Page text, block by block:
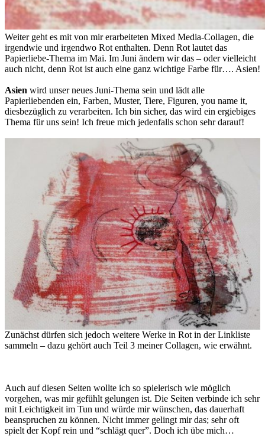
Weiter geht es mit von mir erarbeiteten Mixed Media-Collagen, die
irgendwie und irgendwo Rot enthalten. Denn Rot lautet das
Papierliebe-Thema im Mai. Im Juni ändern wir das – oder vielleicht
auch nicht, denn Rot ist auch eine ganz wichtige Farbe für…. Asien!
Asien wird unser neues Juni-Thema sein und lädt alle
Papierliebenden ein, Farben, Muster, Tiere, Figuren, you name it,
diesbezüglich zu verarbeiten. Ich bin sicher, das wird ein ergiebiges
Thema für uns sein! Ich freue mich jedenfalls schon sehr darauf!
Zunächst dürfen sich jedoch weitere Werke in Rot in der Linkliste
sammeln – dazu gehört auch Teil 3 meiner Collagen, wie erwähnt.
Auch auf diesen Seiten wollte ich so spielerisch wie möglich
vorgehen, was mir gefühlt gelungen ist. Die Seiten verbinde ich sehr
mit Leichtigkeit im Tun und würde mir wünschen, das dauerhaft
beanspruchen zu können. Nicht immer gelingt mir das; sehr oft
spielt der Kopf rein und “schlägt quer”. Doch ich übe mich…